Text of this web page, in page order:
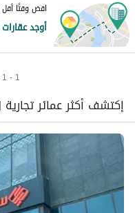
اقض وقتًا أقل
أوجد
1 - 1 من 1 عمائر تجارية
إكتشف أكثر عمائر تجارية